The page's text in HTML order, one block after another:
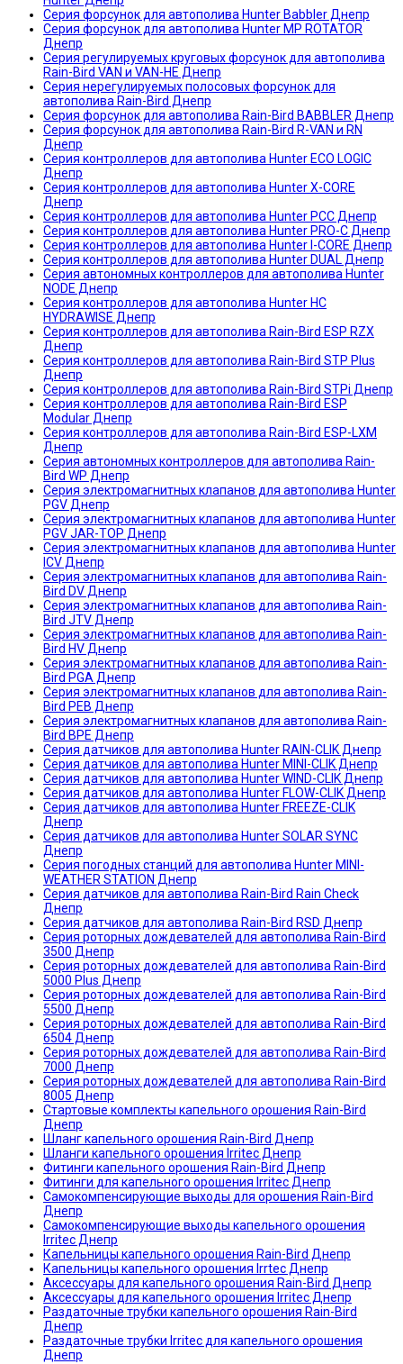
Серия форсунок для автополива Hunter Babbler Днепр
Серия форсунок для автополива Hunter MP ROTATOR
Днепр
Серия регулируемых круговых форсунок для автополива
Rain-Bird VAN и VAN-HE Днепр
Серия нерегулируемых полосовых форсунок для
автополива Rain-Bird Днепр
Серия форсунок для автополива Rain-Bird BABBLER Днепр
Серия форсунок для автополива Rain-Bird R-VAN и RN
Днепр
Серия контроллеров для автополива Hunter ECO LOGIC
Днепр
Серия контроллеров для автополива Hunter X-CORE
Днепр
Серия контроллеров для автополива Hunter PCC Днепр
Серия контроллеров для автополива Hunter PRO-C Днепр
Серия контроллеров для автополива Hunter I-CORE Днепр
Серия контроллеров для автополива Hunter DUAL Днепр
Серия автономных контроллеров для автополива Hunter
NODE Днепр
Серия контроллеров для автополива Hunter HC
HYDRAWISE Днепр
Серия контроллеров для автополива Rain-Bird ESP RZX
Днепр
Серия контроллеров для автополива Rain-Bird STP Plus
Днепр
Серия контроллеров для автополива Rain-Bird STPi Днепр
Серия контроллеров для автополива Rain-Bird ESP
Modular Днепр
Серия контроллеров для автополива Rain-Bird ESP-LXM
Днепр
Серия автономных контроллеров для автополива Rain-
Bird WP Днепр
Серия электромагнитных клапанов для автополива Hunter
PGV Днепр
Серия электромагнитных клапанов для автополива Hunter
PGV JAR-TOP Днепр
Серия электромагнитных клапанов для автополива Hunter
ICV Днепр
Серия электромагнитных клапанов для автополива Rain-
Bird DV Днепр
Серия электромагнитных клапанов для автополива Rain-
Bird JTV Днепр
Серия электромагнитных клапанов для автополива Rain-
Bird HV Днепр
Серия электромагнитных клапанов для автополива Rain-
Bird PGA Днепр
Серия электромагнитных клапанов для автополива Rain-
Bird PEB Днепр
Серия электромагнитных клапанов для автополива Rain-
Bird BPE Днепр
Серия датчиков для автополива Hunter RAIN-CLIK Днепр
Серия датчиков для автополива Hunter MINI-CLIK Днепр
Серия датчиков для автополива Hunter WIND-CLIK Днепр
Серия датчиков для автополива Hunter FLOW-CLIK Днепр
Серия датчиков для автополива Hunter FREEZE-CLIK
Днепр
Серия датчиков для автополива Hunter SOLAR SYNC
Днепр
Серия погодных станций для автополива Hunter MINI-
WEATHER STATION Днепр
Серия датчиков для автополива Rain-Bird Rain Check
Днепр
Серия датчиков для автополива Rain-Bird RSD Днепр
Серия роторных дождевателей для автополива Rain-Bird
3500 Днепр
Серия роторных дождевателей для автополива Rain-Bird
5000 Plus Днепр
Серия роторных дождевателей для автополива Rain-Bird
5500 Днепр
Серия роторных дождевателей для автополива Rain-Bird
6504 Днепр
Серия роторных дождевателей для автополива Rain-Bird
7000 Днепр
Серия роторных дождевателей для автополива Rain-Bird
8005 Днепр
Стартовые комплекты капельного орошения Rain-Bird
Днепр
Шланг капельного орошения Rain-Bird Днепр
Шланги капельного орошения Irritec Днепр
Фитинги капельного орошения Rain-Bird Днепр
Фитинги для капельного орошения Irritec Днепр
Самокомпенсирующие выходы для орошения Rain-Bird
Днепр
Самокомпенсирующие выходы капельного орошения
Irritec Днепр
Капельницы капельного орошения Rain-Bird Днепр
Капельницы капельного орошения Irrtec Днепр
Аксессуары для капельного орошения Rain-Bird Днепр
Аксессуары для капельного орошения Irritec Днепр
Раздаточные трубки капельного орошения Rain-Bird
Днепр
Раздаточные трубки Irritec для капельного орошения
Днепр